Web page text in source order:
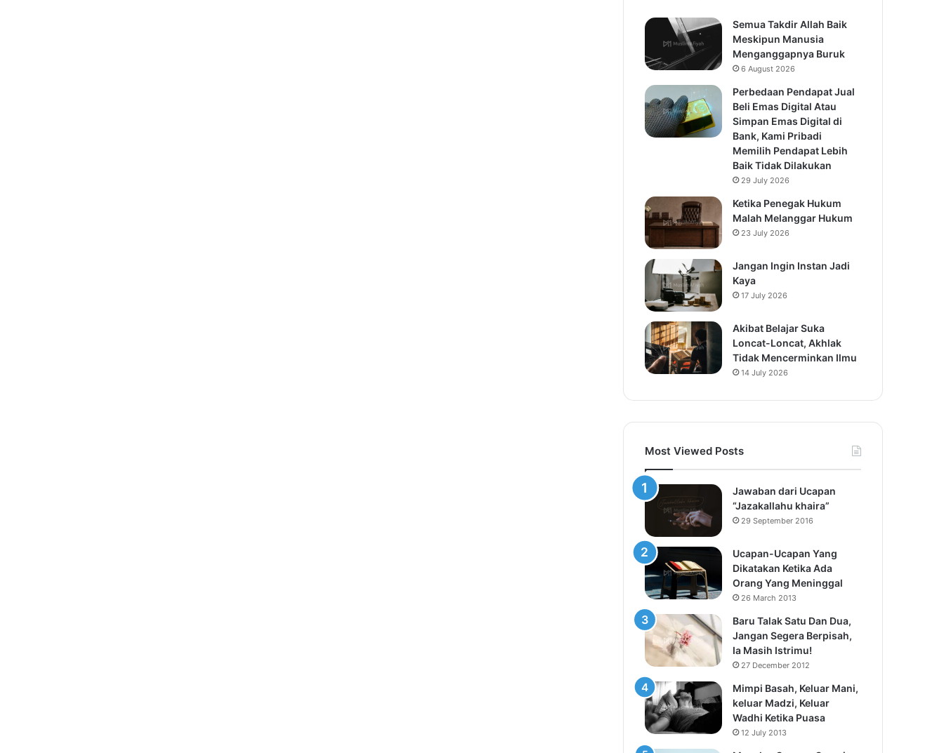
Semua Takdir Allah Baik
Meskipun Manusia
Menganggapnya Buruk
6 August 2026
Perbedaan Pendapat Jual
Beli Emas Digital Atau
Simpan Emas Digital di
Bank, Kami Pribadi
Memilih Pendapat Lebih
Baik Tidak Dilakukan
29 July 2026
Ketika Penegak Hukum
Malah Melanggar Hukum
23 July 2026
Jangan Ingin Instan Jadi
Kaya
17 July 2026
Akibat Belajar Suka
Loncat-Loncat, Akhlak
Tidak Mencerminkan Ilmu
14 July 2026
Most Viewed Posts
Jawaban dari Ucapan
“Jazakallahu khaira”
29 September 2016
Ucapan-Ucapan Yang
Dikatakan Ketika Ada
Orang Yang Meninggal
26 March 2013
Baru Talak Satu Dan Dua,
Jangan Segera Berpisah,
Ia Masih Istrimu!
27 December 2012
Mimpi Basah, Keluar Mani,
keluar Madzi, Keluar
Wadhi Ketika Puasa
12 July 2013